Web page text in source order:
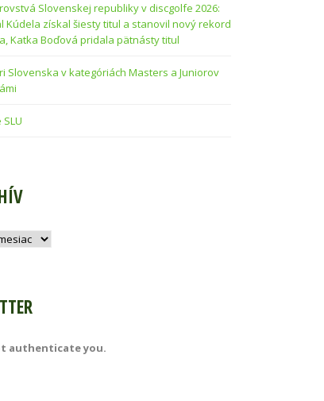
Slovenskej republiky v discgolfe 2026:
Kúdela získal šiesty titul a stanovil nový rekord
Katka Boďová pridala pätnásty titul
Slovenska v kategóriách Masters a Juniorov
authenticate you.